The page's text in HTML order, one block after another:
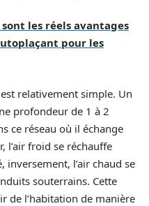
sont les réels avantages
pour les
relativement simple. Un
profondeur de 1 à 2
ce réseau où il échange
l’air froid se réchauffe
inversement, l’air chaud se
souterrains. Cette
de l’habitation de manière